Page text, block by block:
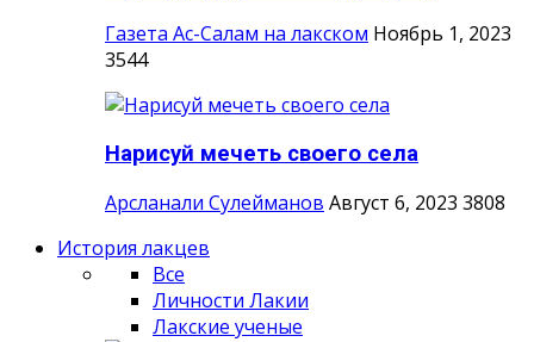
Газета Ас-Салам на лакском Ноябрь 1, 2023
3544
Нарисуй мечеть своего села
Арсланали Сулейманов Август 6, 2023 3808
История лакцев
Все
Личности Лакии
Лакские ученые